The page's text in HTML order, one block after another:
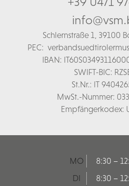
Schlernstraße 1, 39100
PEC:
IBAN:
SWIFT-BIC:
St.Nr.: IT
MwSt.-Nummer:
Empfängerkodex:
MO
8:30 –
DI
8:30 –